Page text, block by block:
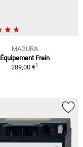
MAGURA
Équipement Frein
289,00 €1